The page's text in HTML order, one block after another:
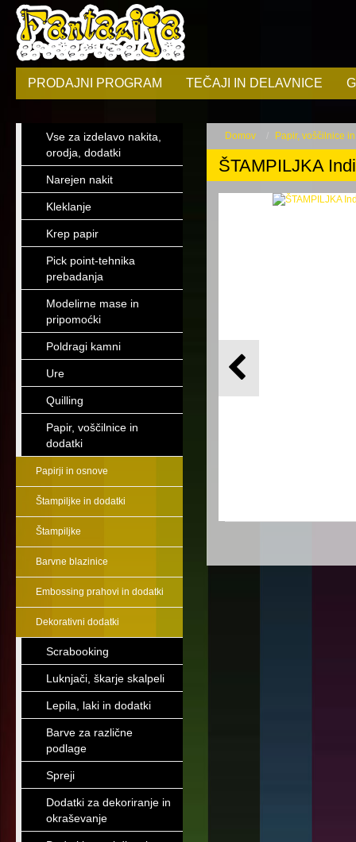
PRODAJNI PROGRAM TEČAJI IN DELAVNICE
Vse za izdelavo nakita,
orodja, dodatki
Narejen nakit
Kleklanje
Krep papir
Pick point-tehnika
prebadanja
Modelirne mase in
pripomoćki
Poldragi kamni
Ure
Quilling
Papir, voščilnice in
dodatki
Papirji in osnove
Štampiljke in dodatki
Štampiljke
Barvne blazinice
Embossing prahovi in dodatki
Dekorativni dodatki
Scrabooking
Luknjači, škarje skalpeli
Lepila, laki in dodatki
Barve za različne
podlage
Spreji
Dodatki za dekoriranje in
okraševanje
Domov Papir, voščilnice
ŠTAMPILJKA